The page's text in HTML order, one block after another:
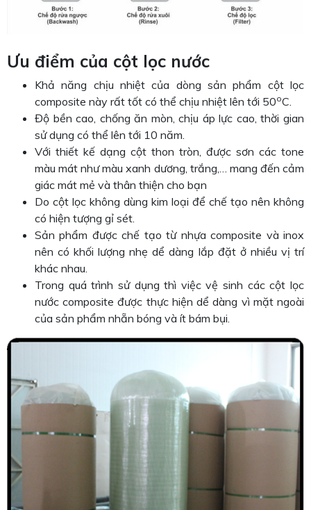
Ưu điểm của cột lọc nước
Khả năng chịu nhiệt của dòng sản phẩm cột lọc
composite này rất tốt có thể chịu nhiệt lên tới 50oC.
Độ bền cao, chống ăn mòn, chịu áp lực cao, thời gian
sử dụng có thể lên tới 10 năm.
Với thiết kế dạng cột thon tròn, được sơn các tone
màu mát như màu xanh dương, trắng,… mang đến cảm
giác mát mẻ và thân thiện cho bạn
Do cột lọc không dùng kim loại để chế tạo nên không
có hiện tượng gỉ sét.
Sản phẩm được chế tạo từ nhựa composite và inox
nên có khối lượng nhẹ dể dàng lắp đặt ở nhiều vị trí
khác nhau.
Trong quá trình sử dụng thì việc vệ sinh các cột lọc
nước composite được thực hiện dể dàng vì mặt ngoài
của sản phẩm nhẵn bóng và ít bám bụi.